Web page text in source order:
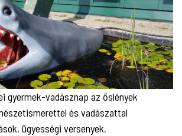
gyermek-vadásznap az őslények
és vadászattal
ügyességi versenyek,